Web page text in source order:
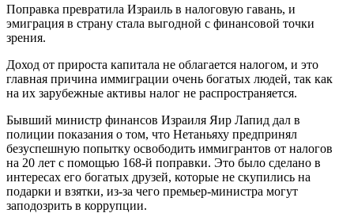
Поправка превратила Израиль в налоговую гавань, и
эмиграция в страну стала выгодной с финансовой точки
зрения.
Доход от прироста капитала не облагается налогом, и это
главная причина иммиграции очень богатых людей, так как
на их зарубежные активы налог не распространяется.
Бывший министр финансов Израиля Яир Лапид дал в
полиции показания о том, что Нетаньяху предпринял
безуспешную попытку освободить иммигрантов от налогов
на 20 лет с помощью 168-й поправки. Это было сделано в
интересах его богатых друзей, которые не скупились на
подарки и взятки, из-за чего премьер-министра могут
заподозрить в коррупции.